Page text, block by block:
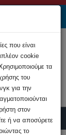
που είναι
cookie
τα
του
για την
στον
ή να αποσύρετε
το